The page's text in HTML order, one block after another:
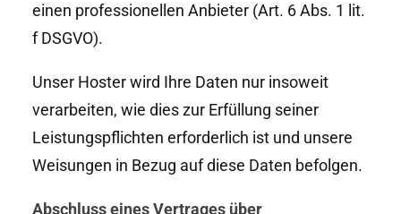
einen professionellen Anbieter (Art. 6 Abs. 1 lit.
f DSGVO).
Unser Hoster wird Ihre Daten nur insoweit
verarbeiten, wie dies zur Erfüllung seiner
Leistungspflichten erforderlich ist und unsere
Weisungen in Bezug auf diese Daten befolgen.
Abschluss eines Vertrages über